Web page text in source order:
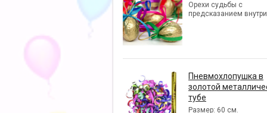
Орехи судьбы с
предсказанием внутри
Пневмохлопушка в
золотой
тубе
Размер: 60 см.